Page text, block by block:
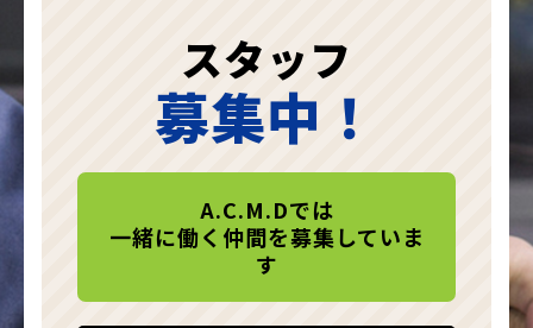
スタッフ
募集中！
A.C.M.Dでは
一緒に働く仲間を募集していま
す